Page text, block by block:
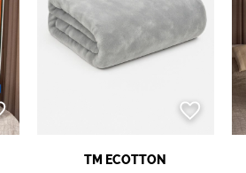
TM ECOTTON